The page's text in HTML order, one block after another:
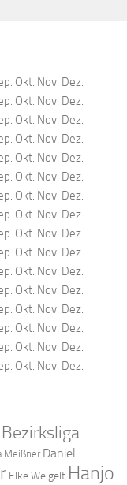
Okt. Nov. Dez.
Okt. Nov. Dez.
Okt. Nov. Dez.
Okt. Nov. Dez.
Okt. Nov. Dez.
Okt. Nov. Dez.
Okt. Nov. Dez.
Okt. Nov. Dez.
Okt. Nov. Dez.
Okt. Nov. Dez.
Okt. Nov. Dez.
Okt. Nov. Dez.
Okt. Nov. Dez.
Okt. Nov. Dez.
Okt. Nov. Dez.
Okt. Nov. Dez.
Meißner Daniel
Elke Weigelt Hanjo